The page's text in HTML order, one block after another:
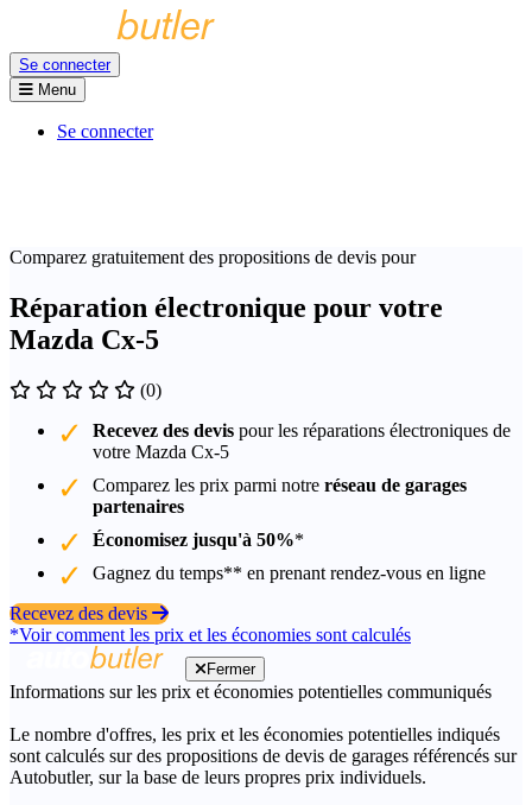
Se connecter
Menu
Se connecter
Comparez gratuitement des propositions de devis pour
Réparation électronique pour votre
Mazda Cx-5
(0)
Recevez des devis pour les réparations électroniques de
votre Mazda Cx-5
Comparez les prix parmi notre réseau de garages
partenaires
Économisez jusqu'à 50%*
Gagnez du temps** en prenant rendez-vous en ligne
Recevez des devis
*Voir comment les prix et les économies sont calculés
Fermer
Informations sur les prix et économies potentielles communiqués
Le nombre d'offres, les prix et les économies potentielles indiqués
sont calculés sur des propositions de devis de garages référencés sur
Autobutler, sur la base de leurs propres prix individuels.